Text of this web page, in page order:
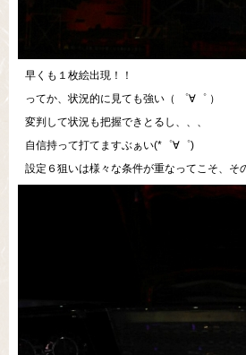
早くも１枚絵出現！！
ってか、状況的に見ても強い（ ゜∀゜ ）
変判して状況も把握できとるし、、、
自信持って打てますぶぁい(*゜∀゜)
設定６狙いは様々な条件が重なってこそ、